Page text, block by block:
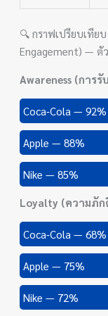
🔍 กราฟเปรียบเทีย
Engagement) — ตั
Awareness (การ
Coca‑Cola — 92%
Apple — 88%
Nike — 85%
Loyalty (ความภัก
Coca‑Cola — 68%
Apple — 75%
Nike — 72%